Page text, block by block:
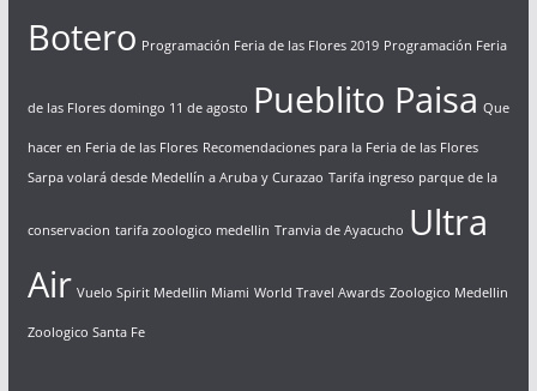
Botero Programación Feria de las Flores 2019 Programación Feria
de las Flores domingo 11 de agosto Pueblito Paisa Que
hacer en Feria de las Flores Recomendaciones para la Feria de las Flores
Sarpa volará desde Medellín a Aruba y Curazao Tarifa ingreso parque de la
conservacion tarifa zoologico medellin Tranvia de Ayacucho Ultra
Air Vuelo Spirit Medellin Miami World Travel Awards Zoologico Medellin
Zoologico Santa Fe